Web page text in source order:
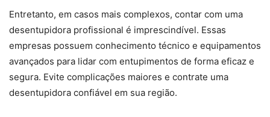
Entretanto, em casos mais complexos, contar com uma
desentupidora profissional é imprescindível. Essas
empresas possuem conhecimento técnico e equipamentos
avançados para lidar com entupimentos de forma eficaz e
segura. Evite complicações maiores e contrate uma
desentupidora confiável em sua região.